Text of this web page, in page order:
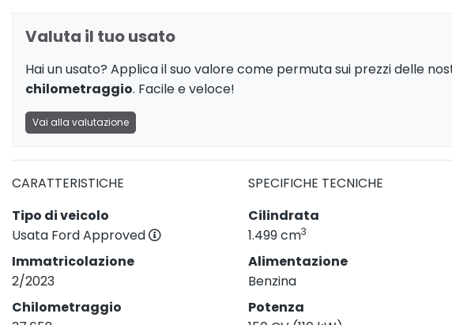
Valuta il tuo usato
Hai un usato? Applica il suo valore come permuta sui prezzi delle
chilometraggio. Facile e veloce!
Vai alla valutazione
CARATTERISTICHE
Tipo di veicolo
Usata Ford Approved
Immatricolazione
2/2023
Chilometraggio
SPECIFICHE TECNICHE
Cilindrata
1.499 cm3
Alimentazione
Benzina
Potenza